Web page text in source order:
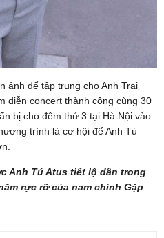
ảnh để tập trung cho Anh Trai
diễn concert thành công cùng 30
bị cho đêm thứ 3 tại Hà Nội vào
trình là cơ hội để Anh Tú
Anh Tú Atus tiết lộ dần trong
rực rỡ của nam chính Gặp